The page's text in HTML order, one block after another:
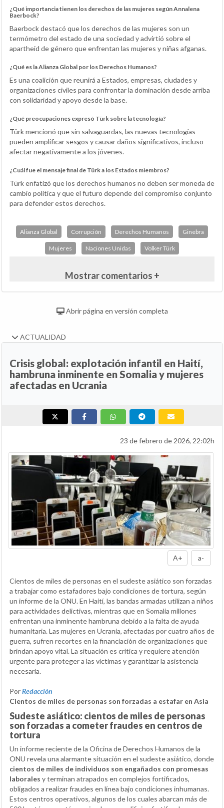
¿Qué importancia tienen los derechos de las mujeres según Annalena
Baerbock?
Baerbock destacó que los derechos de las mujeres son un
termómetro del estado de una sociedad y advirtió sobre el
apartheid de género que enfrentan las mujeres y niñas afganas.
¿Qué es la Alianza Global por los Derechos Humanos?
Es una coalición que reunirá a Estados, empresas, ciudades y
organizaciones civiles para confrontar la dominación desde arriba
con solidaridad y apoyo desde la base.
¿Qué preocupaciones expresó Türk sobre la tecnología?
Türk mencionó que sin salvaguardas, las nuevas tecnologías
pueden amplificar sesgos y causar daños significativos, incluso
afectar negativamente a los jóvenes.
¿Cuál fue el mensaje final de Türk a los Estados miembros?
Türk enfatizó que los derechos humanos no deben ser moneda de
cambio política y que el futuro depende del compromiso conjunto
para defender estos derechos.
Alianza Global Corrupción Derechos Humanos Ginebra
Mujeres Naciones Unidas Volker Türk
Mostrar comentarios +
Abrir página en versión completa
ACTUALIDAD
Crisis global: explotación infantil en Haití,
hambruna inminente en Somalia y mujeres
afectadas en Ucrania
23 de febrero de 2026, 22:02h
A+ a-
Cientos de miles de personas en el sudeste asiático son forzadas
a trabajar como estafadores bajo condiciones de tortura, según
un informe de la ONU. En Haití, las bandas armadas utilizan a niños
para actividades delictivas, mientras que en Somalia millones
enfrentan una inminente hambruna debido a la falta de ayuda
humanitaria. Las mujeres en Ucrania, afectadas por cuatro años de
guerra, sufren recortes en la financiación de organizaciones que
brindan apoyo vital. La situación es crítica y requiere atención
urgente para proteger a las víctimas y garantizar la asistencia
necesaria.
PorRedacción
Cientos de miles de personas son forzadas a estafar en Asia
Sudeste asiático: cientos de miles de personas
son forzadas a cometer fraudes en centros de
tortura
Un informe reciente de la Oficina de Derechos Humanos de la
ONU revela una alarmante situación en el sudeste asiático, donde
cientos de miles de individuos son engañados con promesas
laborales y terminan atrapados en complejos fortificados,
obligados a realizar fraudes en línea bajo condiciones inhumanas.
Estos centros operativos, algunos de los cuales abarcan más de